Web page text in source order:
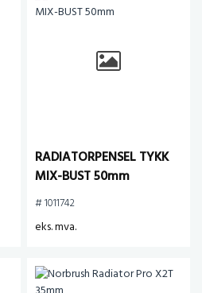
RADIATORPENSEL TYKK
MIX-BUST 50mm
# 1011742
eks. mva.